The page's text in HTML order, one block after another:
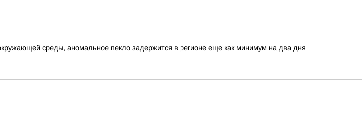
среды, аномальное пекло задержится в регионе еще как минимум на два дня